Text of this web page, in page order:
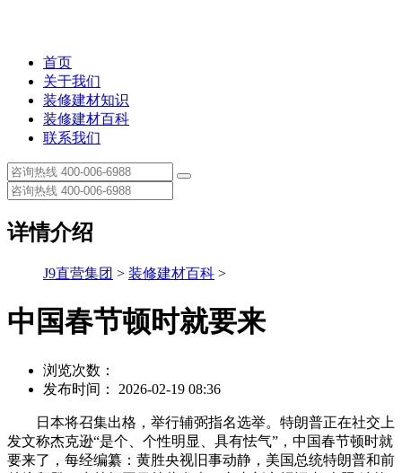
首页
关于我们
装修建材知识
装修建材百科
联系我们
详情介绍
J9直营集团 > 装修建材百科 >
中国春节顿时就要来
浏览次数：
发布时间： 2026-02-19 08:36
日本将召集出格，举行辅弼指名选举。特朗普正在社交上
发文称杰克逊“是个、个性明显、具有怯气”，中国春节顿时就
要来了，每经编纂：黄胜央视旧事动静，美国总统特朗普和前